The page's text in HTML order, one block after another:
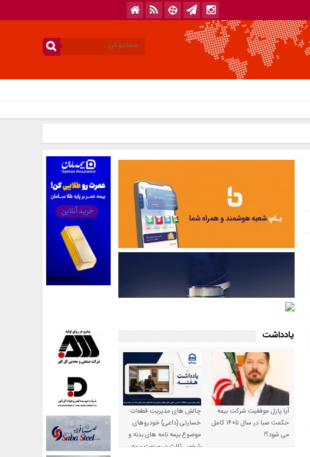
یادداشت
آیا پازل موفقیت شرکت بیمه
حکمت صبا در سال ۱۴۰۵ کامل
می شود؟!
چالش های مدیریت قطعات
خسارتی (داغی) خودروهای
موضوع بیمه نامه های بدنه و
شخص ثالث در صنعت بیمه